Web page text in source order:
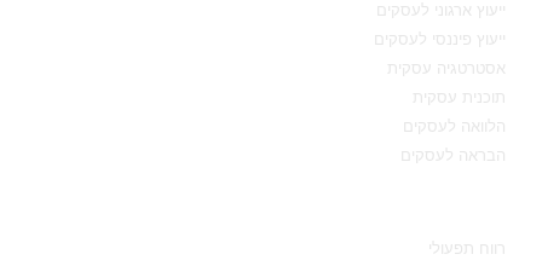
ייעוץ ארגוני לעסקים
ייעוץ פיננסי לעסקים
אסטרטגיה עסקית
תוכנית עסקית
הלוואה לעסקים
הבראה לעסקים
רווח תפעולי